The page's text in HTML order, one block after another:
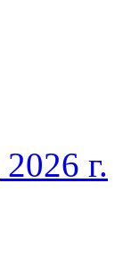
г.